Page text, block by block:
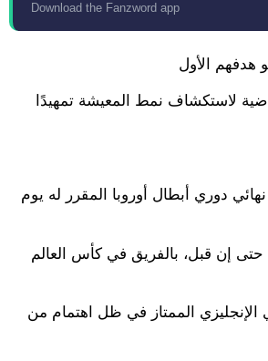
Download the Fanzword app
لاستكشاف نمط المعيشة تمهيدًا
دوري أبطال أوروبا المقرر له يوم
حتى إن قبل، بالفريق في كأس العالم
الإنجليزي الممتاز في ظل اهتمام من